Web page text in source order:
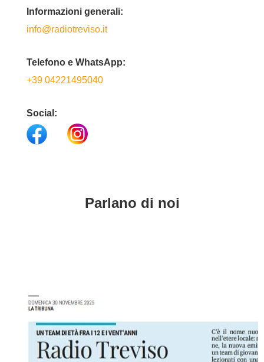
Informazioni generali:
info@radiotreviso.it
Telefono e WhatsApp:
+39 04221495040
Social:
Parlano di noi